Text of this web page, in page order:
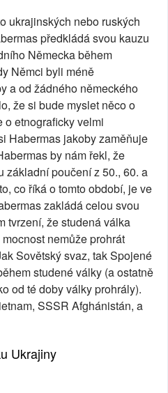
ukrajinských nebo ruských
předkládá svou kauzu
Německa během
Němci byli méně
a od žádného německého
že si bude myslet něco o
o etnograficky velmi
Habermas jakoby zaměňuje
by nám řekl, že
základní poučení z 50., 60. a
co říká o tomto období, je ve
zakládá celou svou
tvrzení, že studená válka
nemůže prohrát
Sovětský svaz, tak Spojené
studené války (a ostatně
od té doby války prohrály).
SSSR Afghánistán, a
Ukrajiny